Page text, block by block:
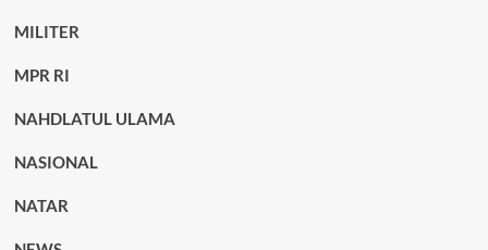
MILITER
MPR RI
NAHDLATUL ULAMA
NASIONAL
NATAR